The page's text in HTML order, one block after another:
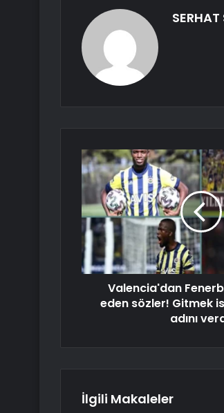
SERHAT
Valencia'dan
eden sözler! Gitmek
adını
İlgili Makaleler